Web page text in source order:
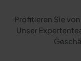
Profitieren Sie
Unser